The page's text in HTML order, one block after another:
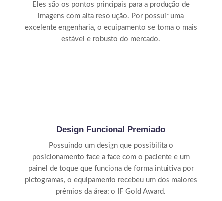
Eles são os pontos principais para a produção de
imagens com alta resolução. Por possuir uma
excelente engenharia, o equipamento se torna o mais
estável e robusto do mercado.
Design Funcional Premiado
Possuindo um design que possibilita o
posicionamento face a face com o paciente e um
painel de toque que funciona de forma intuitiva por
pictogramas, o equipamento recebeu um dos maiores
prêmios da área: o IF Gold Award.